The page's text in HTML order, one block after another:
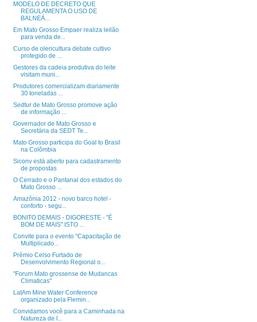
MODELO DE DECRETO QUE
REGULAMENTA O USO DE
BALNEÁ...
Em Mato Grosso Empaer realiza leilão
para venda de...
Curso de olericultura debate cultivo
protegido de ...
Gestores da cadeia produtiva do leite
visitam muni...
Produtores comercializam diariamente
30 toneladas ...
Sedtur de Mato Grosso promove ação
de informação ...
Governador de Mato Grosso e
Secretária da SEDT Te...
Mato Grosso participa do Goal to Brasil
na Colômbia
Siconv está aberto para cadastramento
de propostas
O Cerrado e o Pantanal dos estados do
Mato Grosso ...
Amazônia 2012 - novo barco hotel -
conforto - segu...
BONITO DEMAIS - DIGORESTE - "É
BOM DE MAIS" ISTO ...
Convite para o evento "Capacitação de
Multiplicado...
Prêmio Celso Furtado de
Desenvolvimento Regional o...
"Forum Mato grossense de Mudancas
Climaticas"
LatAm Mine Water Conference
organizado pela Flemin...
Convidamos você para a Caminhada na
Natureza de I...